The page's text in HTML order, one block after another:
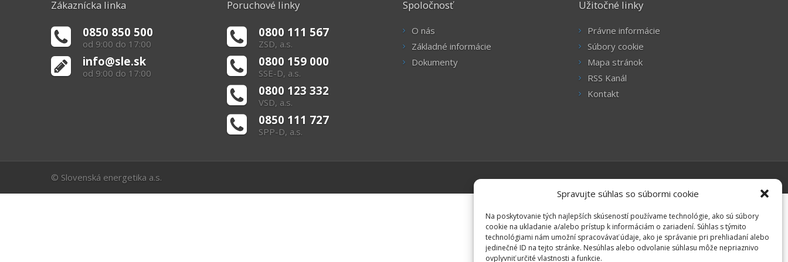
Spravujte súhlas so súbormi cookie
Na poskytovanie tých najlepších skúseností používame technológie, ako sú súbory
cookie na ukladanie a/alebo prístup k informáciám o zariadení. Súhlas s týmito
technológiami nám umožní spracovávať údaje, ako je správanie pri prehliadaní alebo
jedinečné ID na tejto stránke. Nesúhlas alebo odvolanie súhlasu môže nepriaznivo
ovplyvniť určité vlastnosti a funkcie.
Zákaznícka linka
0850 850 500
od 9:00 do 17:00
info@sle.sk
od 9:00 do 17:00
Poruchové linky
0800 111 567
ZSD, a.s.
0800 159 000
SSE-D, a.s.
0800 123 332
VSD, a.s.
0850 111 727
SPP-D, a.s.
Spoločnosť
O nás
Základné informácie
Dokumenty
Užitočné linky
Právne informácie
Súbory cookie
Mapa stránok
RSS Kanál
Kontakt
© Slovenská energetika a.s.